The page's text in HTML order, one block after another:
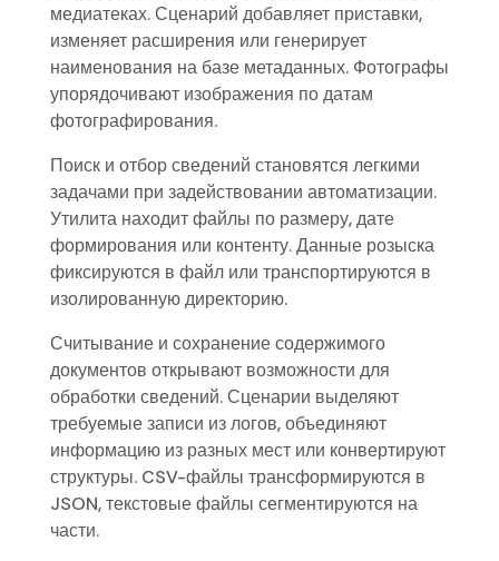
медиатеках. Сценарий добавляет приставки,
изменяет расширения или генерирует
наименования на базе метаданных. Фотографы
упорядочивают изображения по датам
фотографирования.
Поиск и отбор сведений становятся легкими
задачами при задействовании автоматизации.
Утилита находит файлы по размеру, дате
формирования или контенту. Данные розыска
фиксируются в файл или транспортируются в
изолированную директорию.
Считывание и сохранение содержимого
документов открывают возможности для
обработки сведений. Сценарии выделяют
требуемые записи из логов, объединяют
информацию из разных мест или конвертируют
структуры. CSV-файлы трансформируются в
JSON, текстовые файлы сегментируются на
части.